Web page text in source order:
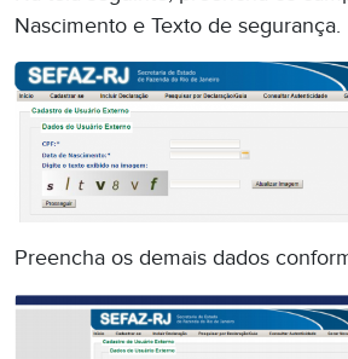
Nascimento e Texto de segurança.
Preencha os demais dados